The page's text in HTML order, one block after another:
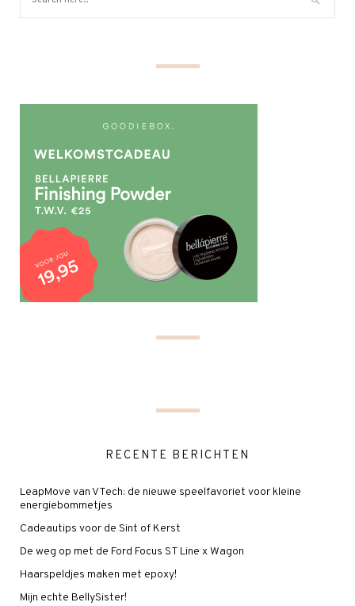
RECENTE BERICHTEN
LeapMove van VTech: de nieuwe speelfavoriet voor kleine
energiebommetjes
Cadeautips voor de Sint of Kerst
De weg op met de Ford Focus ST Line x Wagon
Haarspeldjes maken met epoxy!
Mijn echte BellySister!